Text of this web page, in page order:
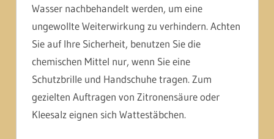
Wasser nachbehandelt werden, um eine
ungewollte Weiterwirkung zu verhindern. Achten
Sie auf Ihre Sicherheit, benutzen Sie die
chemischen Mittel nur, wenn Sie eine
Schutzbrille und Handschuhe tragen. Zum
gezielten Auftragen von Zitronensäure oder
Kleesalz eignen sich Wattestäbchen.